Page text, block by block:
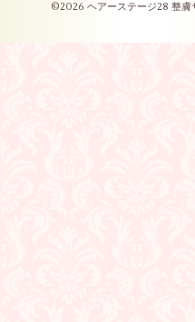
©2026 ヘアーステージ28 整膚